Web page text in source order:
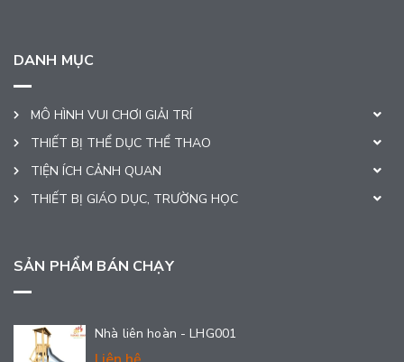
DANH MỤC
MÔ HÌNH VUI CHƠI GIẢI TRÍ
THIẾT BỊ THỂ DỤC THỂ THAO
TIỆN ÍCH CẢNH QUAN
THIẾT BỊ GIÁO DỤC, TRƯỜNG HỌC
SẢN PHẨM BÁN CHẠY
Nhà liên hoàn - LHG001